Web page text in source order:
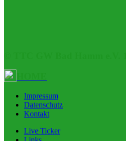
Impressum
Datenschutz
Kontakt
Live Ticker